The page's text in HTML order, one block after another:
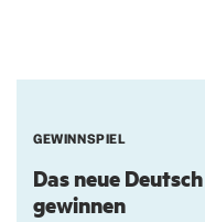
GEWINNSPIEL
Das neue
gewinnen